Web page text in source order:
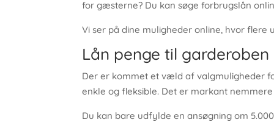
for gæsterne? Du kan søge forbrugslån
Vi ser på dine muligheder online, hvor
Lån penge til garderoben
Der er kommet et væld af valgmuligheder
enkle og fleksible. Det er markant
Du kan bare udfylde en ansøgning om